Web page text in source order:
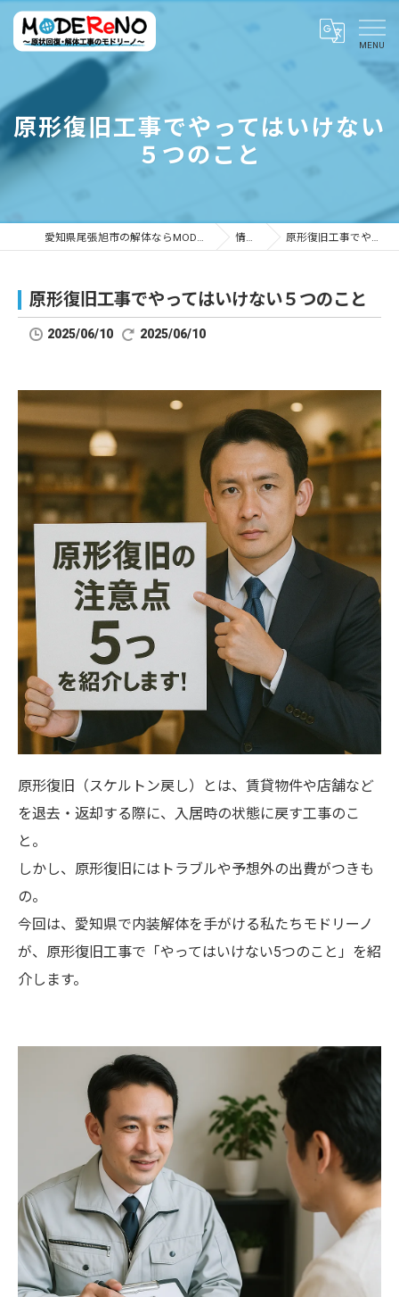
原形復旧工事でやってはいけない
５つのこと
愛知県尾張旭市の解体ならMODEReNO ～原状回復・解体工事のモドリーノ～ 情報ブログ 原形復旧工事でやってはいけない５つのこと
原形復旧工事でやってはいけない５つのこと
2025/06/10 2025/06/10
原形復旧（スケルトン戻し）とは、賃貸物件や店舗など
を退去・返却する際に、入居時の状態に戻す工事のこ
と。
しかし、原形復旧にはトラブルや予想外の出費がつきも
の。
今回は、愛知県で内装解体を手がける私たちモドリーノ
が、原形復旧工事で「やってはいけない5つのこと」を紹
介します。